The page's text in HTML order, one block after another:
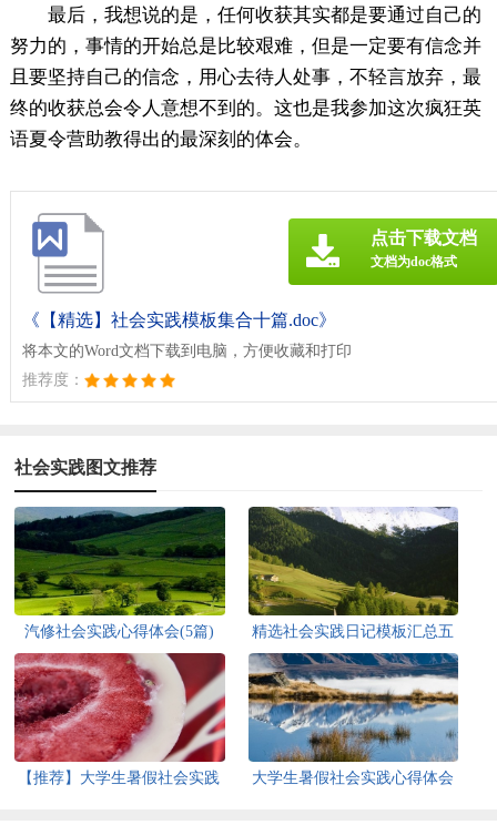
最后，我想说的是，任何收获其实都是要通过自己的
努力的，事情的开始总是比较艰难，但是一定要有信念并
且要坚持自己的信念，用心去待人处事，不轻言放弃，最
终的收获总会令人意想不到的。这也是我参加这次疯狂英
语夏令营助教得出的最深刻的体会。
《【精选】社会实践模板集合十篇.doc》
将本文的Word文档下载到电脑，方便收藏和打印
推荐度：
点击下载文档
文档为doc格式
社会实践图文推荐
汽修社会实践心得体会(5篇)
精选社会实践日记模板汇总五
篇
【推荐】大学生暑假社会实践
大学生暑假社会实践心得体会